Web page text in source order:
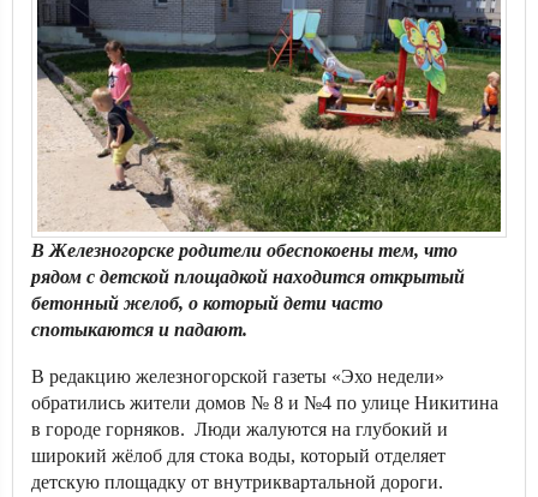
В Железногорске родители обеспокоены тем, что
рядом с детской площадкой находится открытый
бетонный желоб, о который дети часто
спотыкаются и падают.
В редакцию железногорской газеты «Эхо недели»
обратились жители домов № 8 и №4 по улице Никитина
в городе горняков. Люди жалуются на глубокий и
широкий жёлоб для стока воды, который отделяет
детскую площадку от внутриквартальной дороги.